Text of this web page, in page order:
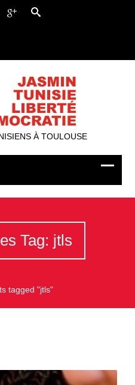
À TOULOUSE
Tag: jtls
tagged "jtls"